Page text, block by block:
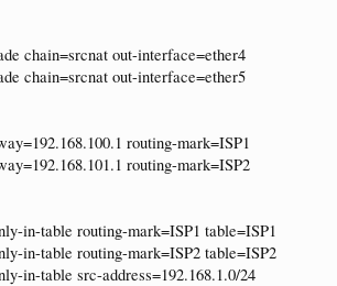
chain=srcnat out-interface=ether4
chain=srcnat out-interface=ether5
routing-mark=ISP1
routing-mark=ISP2
in-table routing-mark=ISP1 table=ISP1
in-table routing-mark=ISP2 table=ISP2
in-table src-address=192.168.1.0/24